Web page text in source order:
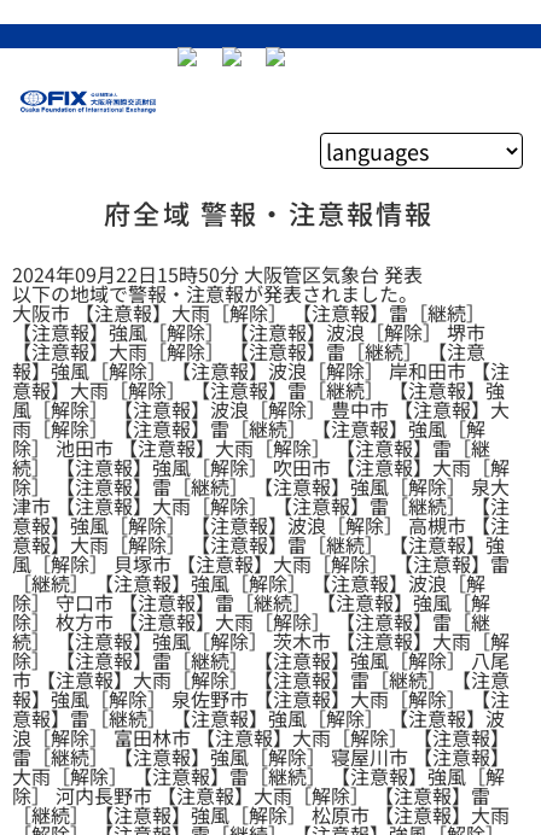
府全域 警報・注意報情報
2024年09月22日15時50分 大阪管区気象台 発表
以下の地域で警報・注意報が発表されました。
大阪市 【注意報】大雨［解除］ 【注意報】雷［継続］
【注意報】強風［解除］ 【注意報】波浪［解除］ 堺市
【注意報】大雨［解除］ 【注意報】雷［継続］ 【注意
報】強風［解除］ 【注意報】波浪［解除］ 岸和田市 【注
意報】大雨［解除］ 【注意報】雷［継続］ 【注意報】強
風［解除］ 【注意報】波浪［解除］ 豊中市 【注意報】大
雨［解除］ 【注意報】雷［継続］ 【注意報】強風［解
除］ 池田市 【注意報】大雨［解除］ 【注意報】雷［継
続］ 【注意報】強風［解除］ 吹田市 【注意報】大雨［解
除］ 【注意報】雷［継続］ 【注意報】強風［解除］ 泉大
津市 【注意報】大雨［解除］ 【注意報】雷［継続］ 【注
意報】強風［解除］ 【注意報】波浪［解除］ 高槻市 【注
意報】大雨［解除］ 【注意報】雷［継続］ 【注意報】強
風［解除］ 貝塚市 【注意報】大雨［解除］ 【注意報】雷
［継続］ 【注意報】強風［解除］ 【注意報】波浪［解
除］ 守口市 【注意報】雷［継続］ 【注意報】強風［解
除］ 枚方市 【注意報】大雨［解除］ 【注意報】雷［継
続］ 【注意報】強風［解除］ 茨木市 【注意報】大雨［解
除］ 【注意報】雷［継続］ 【注意報】強風［解除］ 八尾
市 【注意報】大雨［解除］ 【注意報】雷［継続］ 【注意
報】強風［解除］ 泉佐野市 【注意報】大雨［解除］ 【注
意報】雷［継続］ 【注意報】強風［解除］ 【注意報】波
浪［解除］ 富田林市 【注意報】大雨［解除］ 【注意報】
雷［継続］ 【注意報】強風［解除］ 寝屋川市 【注意報】
大雨［解除］ 【注意報】雷［継続］ 【注意報】強風［解
除］ 河内長野市 【注意報】大雨［解除］ 【注意報】雷
［継続］ 【注意報】強風［解除］ 松原市 【注意報】大雨